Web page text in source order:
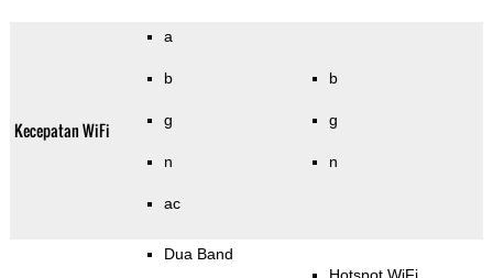
Kecepatan WiFi
a
b
g
n
ac
b
g
n
Dua Band